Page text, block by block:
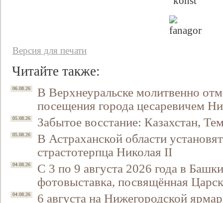
Версия для печати
Читайте также:
06.08.26
В Верхнеуральске молитвенно
посещения города цесаревичем
05.08.26 Забытое восстание: Казахстан,
05.08.26
В Астраханской области
страстотерпца Николая II
04.08.26
С 3 по 9 августа 2026 года в
фотовыставка, посвящённая
04.08.26
6 августа на Нижегородской